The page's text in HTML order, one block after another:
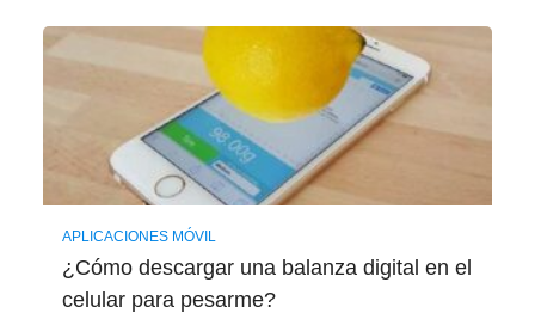
APLICACIONES MÓVIL
¿Cómo descargar una balanza digital en el
celular para pesarme?